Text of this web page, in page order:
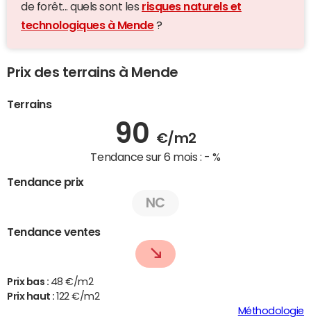
de forêt... quels sont les risques naturels et
technologiques à Mende?
Prix des terrains à Mende
Terrains
90 €/m2
Tendance sur 6 mois : - %
Tendance prix
NC
Tendance ventes
Prix bas : 48 €/m2
Prix haut : 122 €/m2
Méthodologie